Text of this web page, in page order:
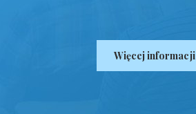
Więcej informacji